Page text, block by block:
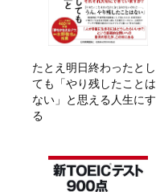
たとえ明日終わったとし
ても「やり残したことは
ない」と思える人生にす
る